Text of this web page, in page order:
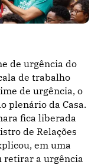
de urgência do
de trabalho
de urgência, o
plenário da Casa.
fica liberada
de Relações
em uma
retirar a urgência